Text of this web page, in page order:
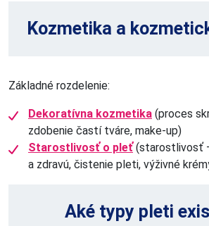
Kozmetika a
Základné rozdelenie:
Dekoratívna kozmetika (proces
zdobenie častí tváre, make-up)
Starostlivosť o pleť(starostlivosť
a zdravú, čistenie pleti, výživné
Aké typy pleti